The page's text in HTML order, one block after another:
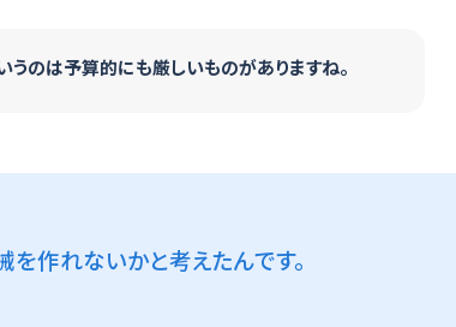
のは予算的にも厳しいものがありますね。
作れないかと考えたんです。